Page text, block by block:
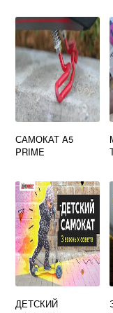
САМОКАТ A5
PRIME
ДЕТСКИЙ